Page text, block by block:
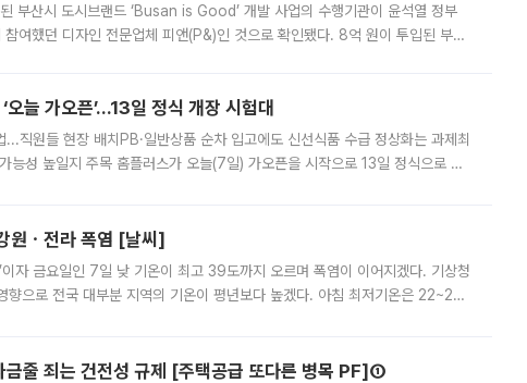
부산시 도시브랜드 ‘Busan is Good’ 개발 사업의 수행기관이 윤석열 정부
여했던 디자인 전문업체 피앤(P&)인 것으로 확인됐다. 8억 원이 투입된 부산
늘 가오픈’...13일 정식 개장 시험대
직원들 현장 배치PB·일반상품 순차 입고에도 신선식품 수급 정상화는 과제최
능성 높일지 주목 홈플러스가 오늘(7일) 가오픈을 시작으로 13일 정식으로 재
원ㆍ전라 폭염 [날씨]
이자 금요일인 7일 낮 기온이 최고 39도까지 오르며 폭염이 이어지겠다. 기상청
향으로 전국 대부분 지역의 기온이 평년보다 높겠다. 아침 최저기온은 22~27
줄 죄는 건전성 규제 [주택공급 또다른 병목 PF]①